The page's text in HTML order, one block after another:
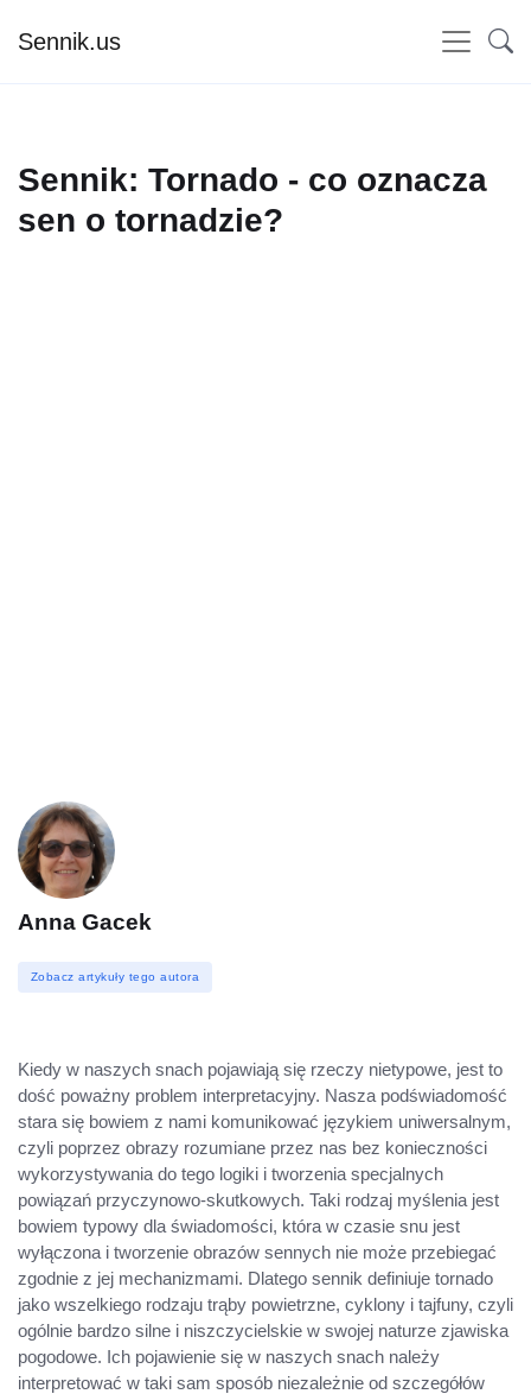
Sennik.us
Sennik: Tornado - co oznacza
sen o tornadzie?
Anna Gacek
Zobacz artykuły tego autora
Kiedy w naszych snach pojawiają się rzeczy nietypowe, jest to
dość poważny problem interpretacyjny. Nasza podświadomość
stara się bowiem z nami komunikować językiem uniwersalnym,
czyli poprzez obrazy rozumiane przez nas bez konieczności
wykorzystywania do tego logiki i tworzenia specjalnych
powiązań przyczynowo-skutkowych. Taki rodzaj myślenia jest
bowiem typowy dla świadomości, która w czasie snu jest
wyłączona i tworzenie obrazów sennych nie może przebiegać
zgodnie z jej mechanizmami. Dlatego sennik definiuje tornado
jako wszelkiego rodzaju trąby powietrzne, cyklony i tajfuny, czyli
ogólnie bardzo silne i niszczycielskie w swojej naturze zjawiska
pogodowe. Ich pojawienie się w naszych snach należy
interpretować w taki sam sposób niezależnie od szczegółów